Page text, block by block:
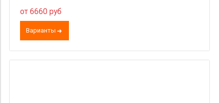
от 6660 руб
Варианты